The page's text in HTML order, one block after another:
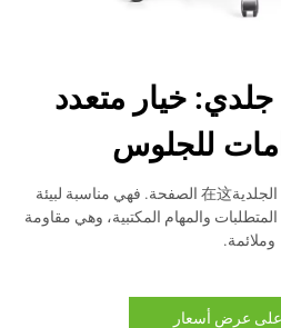
خيار متعدد
للجلوس
تعرف على الكراسي المكتبية الجلدية在这 الصفحة. فهي مناسبة لبيئة
والمهام المكتبية، وهي مقاومة
وملائمة.
عرض أسعار